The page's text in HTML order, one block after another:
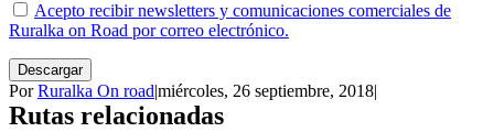
Acepto recibir newsletters y comunicaciones comerciales de
Ruralka on Road por correo electrónico.
Descargar
PorRuralka On road|miércoles, 26 septiembre, 2018|
Rutas relacionadas